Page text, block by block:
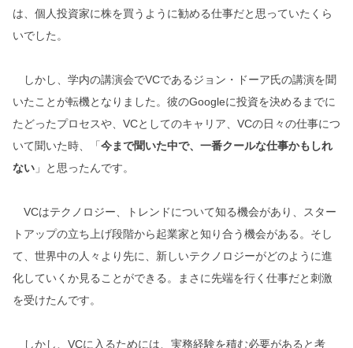
は、個人投資家に株を買うように勧める仕事だと思っていたくら
いでした。
しかし、学内の講演会でVCであるジョン・ドーア氏の講演を聞
いたことが転機となりました。彼のGoogleに投資を決めるまでに
たどったプロセスや、VCとしてのキャリア、VCの日々の仕事につ
いて聞いた時、「今まで聞いた中で、一番クールな仕事かもしれ
ない 」と思ったんです。
VCはテクノロジー、トレンドについて知る機会があり、スター
トアップの立ち上げ段階から起業家と知り合う機会がある。そし
て、世界中の人々より先に、新しいテクノロジーがどのように進
化していくか見ることができる。まさに先端を行く仕事だと刺激
を受けたんです。
しかし、VCに入るためには、実務経験を積む必要があると考